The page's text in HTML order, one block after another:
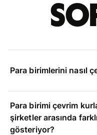
Para birimlerini nasıl
Para birimi çevrim
şirketler arasında
gösteriyor?